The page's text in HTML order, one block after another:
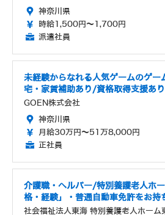
神奈川県
時給1,500円～1,700円
派遣社員
未経験からなれる人気ゲームのゲー
宅・家賃補助あり/資格取得支援あり
GOEN株式会社
神奈川県
月給30万円～51万8,000円
正社員
介護職・ヘルパー/特別養護老人ホ
格・経験」・普通自動車免許をお持
社会福祉法人東海 特別養護老人ホーム